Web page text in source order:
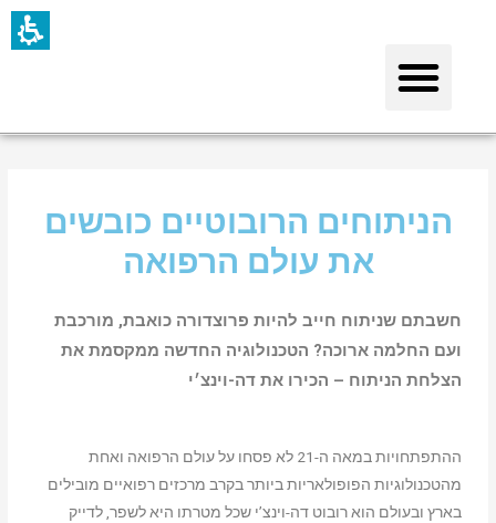
תחילתו
של
לחץ
הניתוחים הרובוטיים כובשים
את עולם הרפואה
חשבתם שניתוח חייב להיות פרוצדורה כואבת, מורכבת
ועם החלמה ארוכה? הטכנולוגיה החדשה ממקסמת את
הצלחת הניתוח – הכירו את דה-וינצ׳י
ההתפתחויות במאה ה-21 לא פסחו על עולם הרפואה ואחת
מהטכנולוגיות הפופולאריות ביותר בקרב מרכזים רפואיים מובילים
בארץ ובעולם הוא רובוט דה-וינצ’י שכל מטרתו היא לשפר, לדייק